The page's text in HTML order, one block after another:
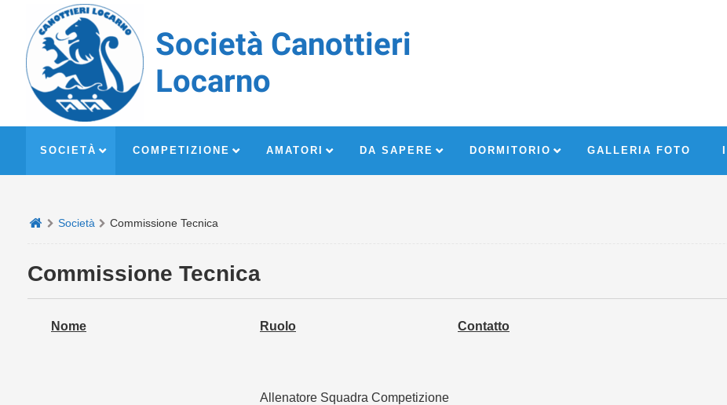
Società Canottieri
Locarno
SOCIETÀ COMPETIZIONE AMATORI DA SAPERE DORMITORIO GALLERIA FOTO
Società Commissione Tecnica
Commissione Tecnica
Nome Ruolo Contatto
Allenatore Squadra Competizione